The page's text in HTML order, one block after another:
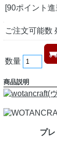
[90ポイント進
ご注文可能数
数量
商品説明
プ